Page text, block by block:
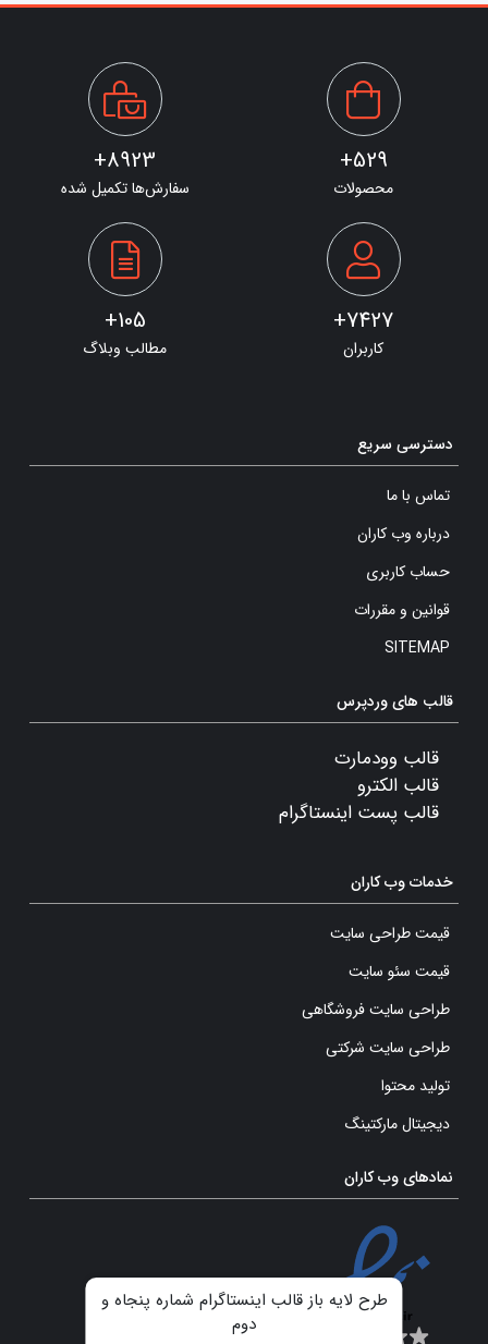
529+
محصولات
8923+
سفارش‌ها تکمیل شده
7427+
کاربران
105+
مطالب وبلاگ
دسترسی سریع
تماس با ما
درباره وب کاران
حساب کاربری
قوانین و مقررات
SITEMAP
قالب های وردپرس
قالب وودمارت
قالب الکترو
قالب پست اینستاگرام
خدمات وب کاران
قیمت طراحی سایت
قیمت سئو سایت
طراحی سایت فروشگاهی
طراحی سایت شرکتی
تولید محتوا
دیجیتال مارکتینگ
نمادهای وب کاران
طرح لایه باز قالب اینستاگرام شماره پنجاه و
دوم